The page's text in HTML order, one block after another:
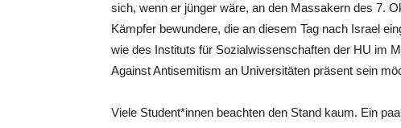
sich, wenn er jünger wäre, an den Massakern des 7.
Kämpfer bewundere, die an diesem Tag nach Israel
wie des Instituts für Sozialwissenschaften der HU im
Against Antisemitism an Universitäten präsent sein
Viele Student*innen beachten den Stand kaum. Ein